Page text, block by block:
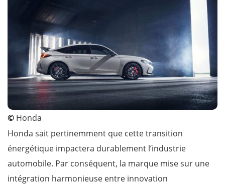
© Honda
Honda sait pertinemment que cette transition
énergétique impactera durablement l’industrie
automobile. Par conséquent, la marque mise sur une
intégration harmonieuse entre innovation